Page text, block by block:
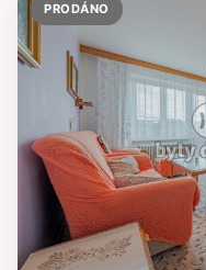
PRODÁNO